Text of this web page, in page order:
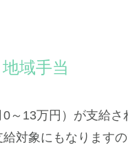
地域手当
13万円）が支給さ
対象にもなりますの